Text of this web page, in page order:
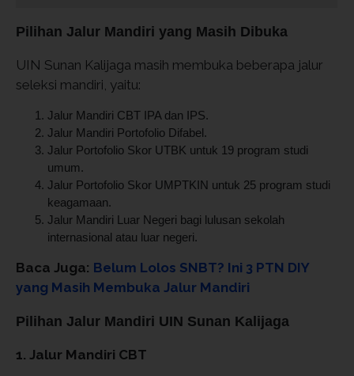
Pilihan Jalur Mandiri yang Masih Dibuka
UIN Sunan Kalijaga masih membuka beberapa jalur
seleksi mandiri, yaitu:
Jalur Mandiri CBT IPA dan IPS.
Jalur Mandiri Portofolio Difabel.
Jalur Portofolio Skor UTBK untuk 19 program studi
umum.
Jalur Portofolio Skor UMPTKIN untuk 25 program studi
keagamaan.
Jalur Mandiri Luar Negeri bagi lulusan sekolah
internasional atau luar negeri.
Baca Juga: Belum Lolos SNBT? Ini 3 PTN DIY
yang Masih Membuka Jalur Mandiri
Pilihan Jalur Mandiri UIN Sunan Kalijaga
1. Jalur Mandiri CBT